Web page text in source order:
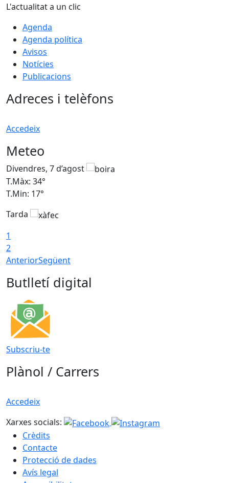
L'actualitat a un clic
Agenda
Agenda política
Avisos
Notícies
Publicacions
Adreces i telèfons
Accedeix
Meteo
Divendres, 7 d’agost
T.Màx: 34°
T.Min: 17°
Tarda
1
2
AnteriorSegüent
Butlletí digital
Subscriu-te
Plànol / Carrers
Accedeix
Xarxes socials:
Crèdits
Contacte
Protecció de dades
Avís legal